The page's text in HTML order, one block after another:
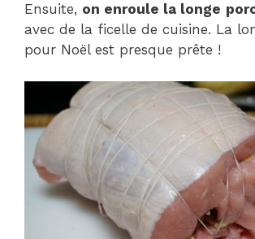
Ensuite, on enroule la longe
avec de la ficelle de cuisine. La
pour Noël est presque prête !